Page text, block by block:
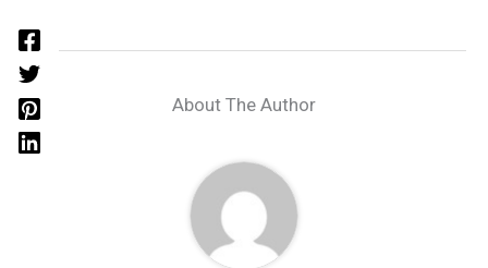
About The Author